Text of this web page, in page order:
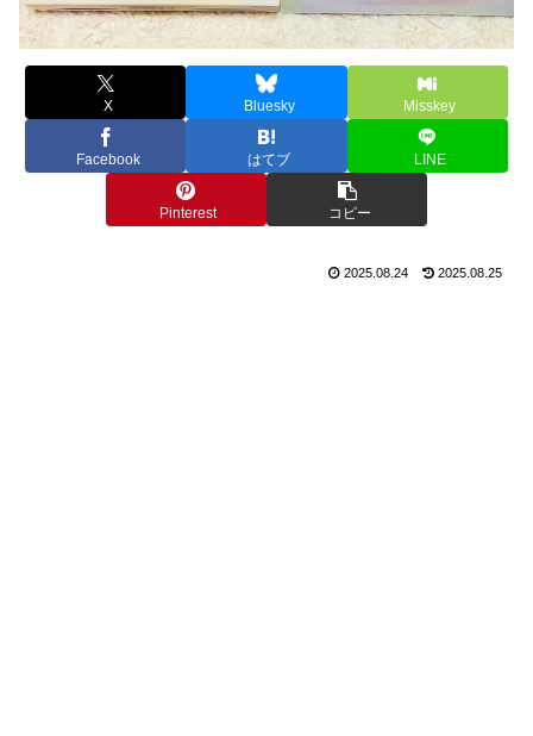
X Bluesky Misskey
Facebook はてブ LINE
Pinterest コピー
2025.08.24 2025.08.25